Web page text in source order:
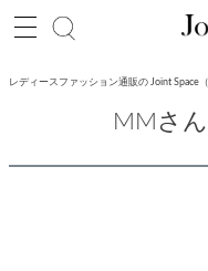
レディースファッション通販の Joint Space
MMさ